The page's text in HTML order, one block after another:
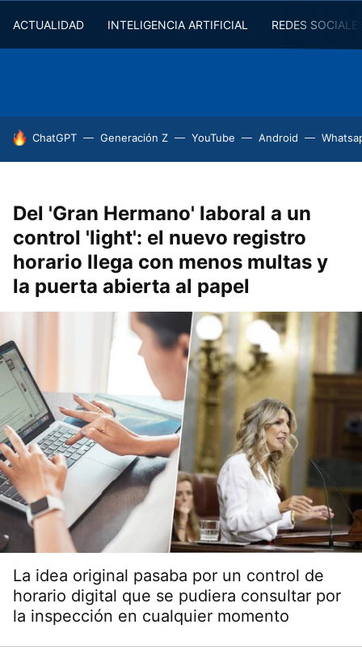
ACTUALIDAD INTELIGENCIA ARTIFICIAL REDES
HOY SE HABLA DE
ChatGPT Generación Z YouTube Android
Del 'Gran Hermano' laboral a un
control 'light': el nuevo registro
horario llega con menos multas y
la puerta abierta al papel
La idea original pasaba por un control de
horario digital que se pudiera consultar por
la inspección en cualquier momento